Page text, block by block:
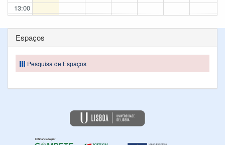
13:00
14:00
15:00
16:00
17:00
Espaços
Pesquisa de Espaços